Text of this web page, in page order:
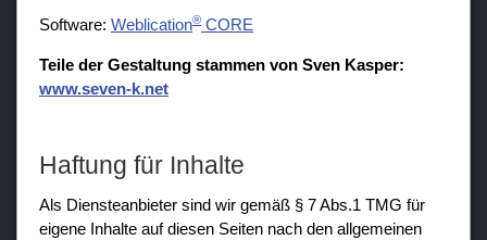
Software: Weblication®CORE
Teile der Gestaltung stammen von Sven Kasper:
www.seven-k.net
Haftung für Inhalte
Als Diensteanbieter sind wir gemäß § 7 Abs.1 TMG für
eigene Inhalte auf diesen Seiten nach den allgemeinen